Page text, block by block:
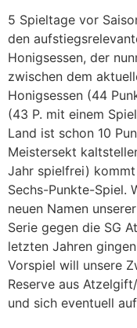
5 Spieltage vor
den
Honigsessen, der
zwischen dem
Honigsessen (44
(43 P. mit einem
Land ist schon 10
Meistersekt
Jahr spielfrei)
Sechs-Punkte-Spiel.
neuen Namen
Serie gegen die SG
letzten Jahren
Vorspiel will unsere
Reserve aus
und sich eventuell